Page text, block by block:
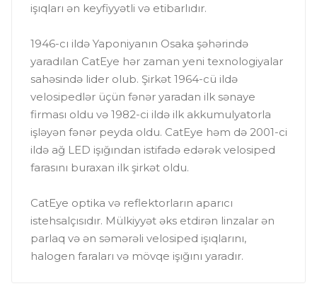
işıqları ən keyfiyyətli və etibarlıdır.
1946-cı ildə Yaponiyanın Osaka şəhərində
yaradılan CatEye hər zaman yeni texnologiyalar
sahəsində lider olub. Şirkət 1964-cü ildə
velosipedlər üçün fənər yaradan ilk sənaye
firması oldu və 1982-ci ildə ilk akkumulyatorla
işləyən fənər peyda oldu. CatEye həm də 2001-ci
ildə ağ LED işığından istifadə edərək velosiped
farasını buraxan ilk şirkət oldu.
CatEye optika və reflektorların aparıcı
istehsalçısıdır. Mülkiyyət əks etdirən linzalar ən
parlaq və ən səmərəli velosiped işıqlarını,
halogen faraları və mövqe işığını yaradır.